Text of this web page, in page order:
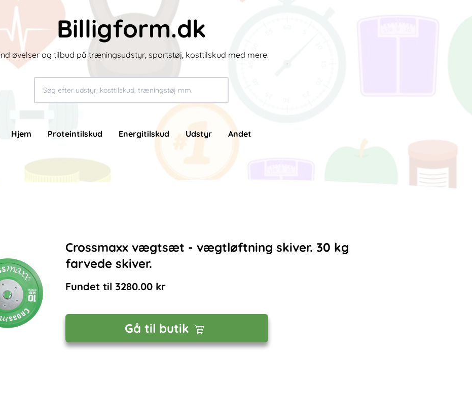
Billigform.dk
øvelser og tilbud på træningsudstyr, sportstøj, kosttilskud med mere.
Hjem Proteintilskud Energitilskud Udstyr Andet
Crossmaxx vægtsæt - vægtløftning skiver. 30 kg
farvede skiver.
Fundet til 3280.00 kr
Gå til butik